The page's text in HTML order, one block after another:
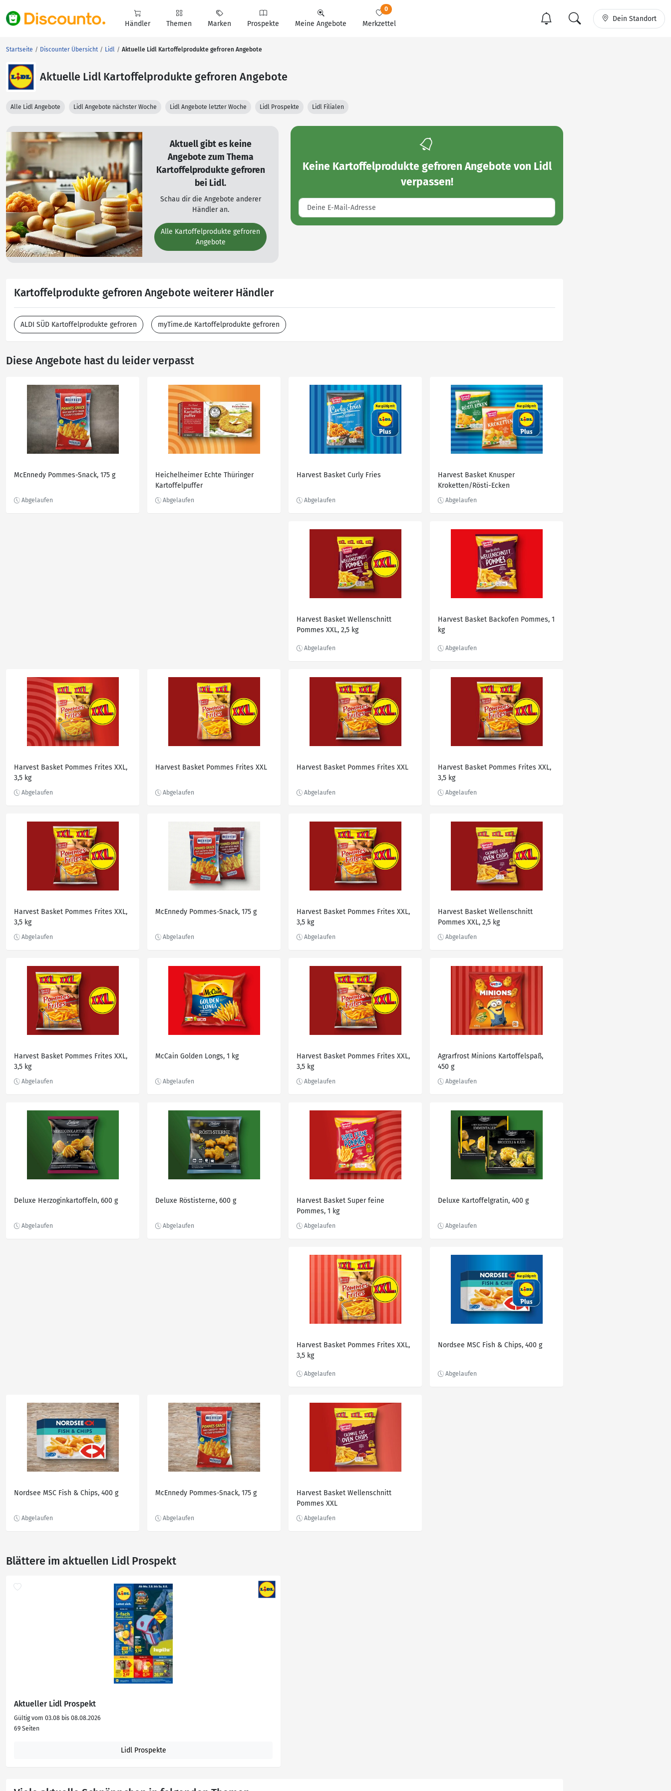
Händler Themen Marken Prospekte Meine Angebote Merkzettel
0
Dein Standort
Startseite Discounter Übersicht Lidl Aktuelle Lidl Kartoffelprodukte gefroren Angebote
Aktuelle Lidl Kartoffelprodukte gefroren Angebote
Alle Lidl Angebote Lidl Angebote nächster Woche Lidl Angebote letzter Woche Lidl Prospekte Lidl Filialen
Aktuell gibt es keine
Angebote zum Thema
Kartoffelprodukte gefroren
bei Lidl.
Schau dir die Angebote anderer
Händler an.
Alle Kartoffelprodukte gefroren
Angebote
Keine Kartoffelprodukte gefroren Angebote von Lidl
verpassen!
Kartoffelprodukte gefroren Angebote weiterer Händler
ALDI SÜD Kartoffelprodukte gefroren myTime.de Kartoffelprodukte gefroren
Diese Angebote hast du leider verpasst
McEnnedy Pommes-Snack, 175 g
Heichelheimer Echte Thüringer
Kartoffelpuffer
Harvest Basket Curly Fries
Harvest Basket Knusper
Kroketten/Rösti-Ecken
Harvest Basket Wellenschnitt
Pommes XXL, 2,5 kg
Harvest Basket Backofen Pommes, 1
kg
Harvest Basket Pommes Frites XXL,
3,5 kg
Harvest Basket Pommes Frites XXL Harvest Basket Pommes Frites XXL
Harvest Basket Pommes Frites XXL,
3,5 kg
Harvest Basket Pommes Frites XXL,
3,5 kg
McEnnedy Pommes-Snack, 175 g
Harvest Basket Pommes Frites XXL,
3,5 kg
Harvest Basket Wellenschnitt
Pommes XXL, 2,5 kg
Harvest Basket Pommes Frites XXL,
3,5 kg
McCain Golden Longs, 1 kg
Harvest Basket Pommes Frites XXL,
3,5 kg
Agrarfrost Minions Kartoffelspaß,
450 g
Deluxe Herzoginkartoffeln, 600 g Deluxe Röstisterne, 600 g
Harvest Basket Super feine
Pommes, 1 kg
Deluxe Kartoffelgratin, 400 g
Harvest Basket Pommes Frites XXL,
3,5 kg
Nordsee MSC Fish & Chips, 400 g
Nordsee MSC Fish & Chips, 400 g McEnnedy Pommes-Snack, 175 g
Harvest Basket Wellenschnitt
Pommes XXL
Blättere im aktuellen Lidl Prospekt
Aktueller Lidl Prospekt
Gültig vom 03.08 bis 08.08.2026
69 Seiten
Lidl Prospekte